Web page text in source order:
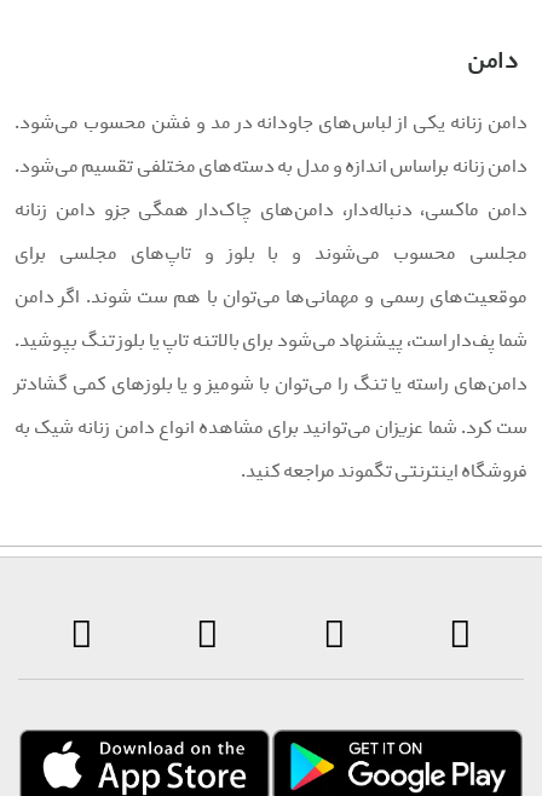
دامن
زنانه یکی از لباس‌های جاودانه در مد و فشن محسوب می‌شود.
زنانه براساس اندازه و مدل به دسته‌های مختلفی تقسیم می‌شود.
ماکسی، دنباله‌دار، دامن‌های چاک‌دار همگی جزو دامن زنانه
محسوب می‌شوند و با بلوز و تاپ‌های مجلسی برای
رسمی و مهمانی‌ها می‌توان با هم ست شوند. اگر دامن
پف‌دار است، پیشنهاد می‌شود برای بالاتنه تاپ یا بلوز تنگ بپوشید.
راسته یا تنگ را می‌توان با شومیز و یا بلوزهای کمی گشادتر
کرد. شما عزیزان می‌توانید برای مشاهده انواع دامن زنانه شیک به
اینترنتی تگموند مراجعه کنید.